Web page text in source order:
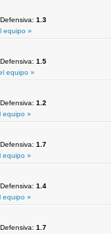
Defensiva: 1.3
equipo »
Defensiva: 1.5
equipo »
Defensiva: 1.2
equipo »
Defensiva: 1.7
equipo »
Defensiva: 1.4
equipo »
Defensiva: 1.7